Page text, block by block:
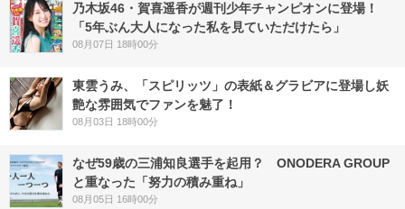
乃木坂46・賀喜遥香が週刊少年チャンピオンに登場！
「5年ぶん大人になった私を見ていただけたら」
08月07日 18時00分
東雲うみ、「スピリッツ」の表紙＆グラビアに登場し妖
艶な雰囲気でファンを魅了！
08月03日 18時00分
なぜ59歳の三浦知良選手を起用？ ONODERA GROUP
と重なった「努力の積み重ね」
08月05日 16時00分